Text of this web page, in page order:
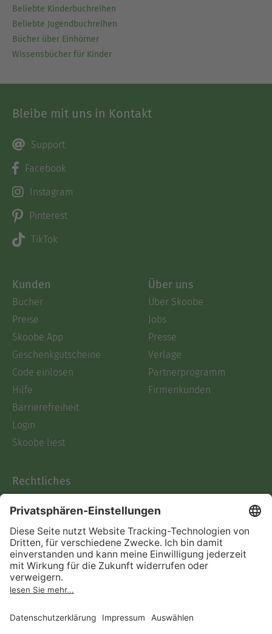
Beliebte Kinderbuchreihen
Beliebte Jugendbuchreihen
Bücher über Einhörner
Wissensbücher für Kinder
Bleibe mit uns in Kontakt
Support
Facebook
Instagram
Pinterest
TikTok
Kunden
Bücher
Preise
Skoobe App
Geschenkgutscheine
Code einlösen
Hilfe
Barrierefreiheit
Login
Skoobe liest
Über uns
Über Skoobe
Jobs
Presse
Verlage
Partnerprogramm
Firmenkunden
Rechtliches
AGB
Informationen nach Data
Act
Verträge hier kündigen
Impressum